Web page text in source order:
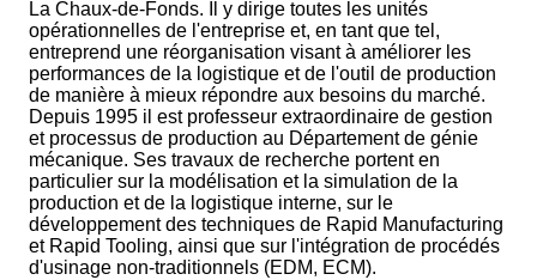
La Chaux-de-Fonds. Il y dirige toutes les unités
opérationnelles de l'entreprise et, en tant que tel,
entreprend une réorganisation visant à améliorer les
performances de la logistique et de l'outil de production
de manière à mieux répondre aux besoins du marché.
Depuis 1995 il est professeur extraordinaire de gestion
et processus de production au Département de génie
mécanique. Ses travaux de recherche portent en
particulier sur la modélisation et la simulation de la
production et de la logistique interne, sur le
développement des techniques de Rapid Manufacturing
et Rapid Tooling, ainsi que sur l'intégration de procédés
d'usinage non-traditionnels (EDM, ECM).